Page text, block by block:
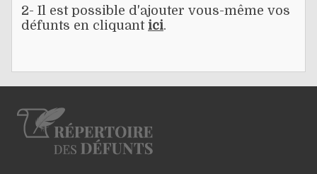
2- Il est possible d'ajouter vous-même vos
défunts en cliquant ici.